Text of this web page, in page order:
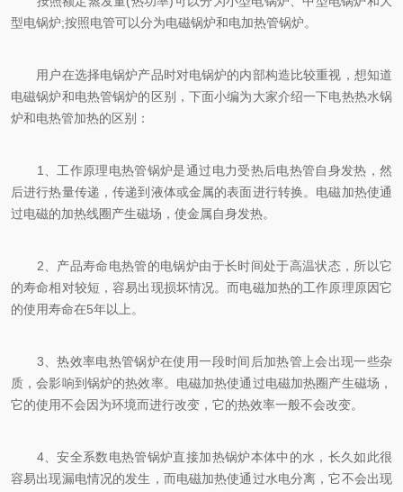
型电锅炉;按照电管可以分为电磁锅炉和电加热管锅炉。
用户在选择电锅炉产品时对电锅炉的内部构造比较重视，想知道
电磁锅炉和电热管锅炉的区别，下面小编为大家介绍一下电热热水锅
炉和电热管加热的区别：
1、工作原理电热管锅炉是通过电力受热后电热管自身发热，然
后进行热量传递，传递到液体或金属的表面进行转换。电磁加热使通
过电磁的加热线圈产生磁场，使金属自身发热。
2、产品寿命电热管的电锅炉由于长时间处于高温状态，所以它
的寿命相对较短，容易出现损坏情况。而电磁加热的工作原理原因它
的使用寿命在5年以上。
3、热效率电热管锅炉在使用一段时间后加热管上会出现一些杂
质，会影响到锅炉的热效率。电磁加热使通过电磁加热圈产生磁场，
它的使用不会因为环境而进行改变，它的热效率一般不会改变。
4、安全系数电热管锅炉直接加热锅炉本体中的水，长久如此很
容易出现漏电情况的发生，而电磁加热使通过水电分离，它不会出现